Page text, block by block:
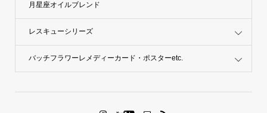
月星座オイルブレンド
レスキューシリーズ
バッチフラワーレメディーカード・ポスターetc.